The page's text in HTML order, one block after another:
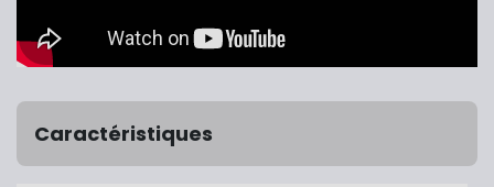
Caractéristiques